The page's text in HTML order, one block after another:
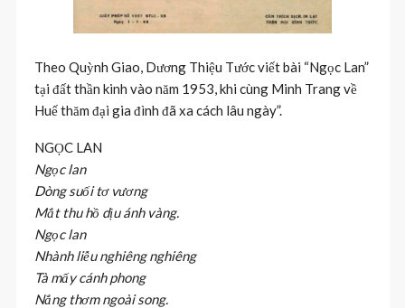
Theo Quỳnh Giao, Dương Thiệu Tước viết bài “Ngọc Lan”
tại đất thần kinh vào năm 1953, khi cùng Minh Trang về
Huế thăm đại gia đình đã xa cách lâu ngày”.
NGỌC LAN
Ngọc lan
Dòng suối tơ vương
Mắt thu hồ dịu ánh vàng.
Ngọc lan
Nhành liễu nghiêng nghiêng
Tà mấy cánh phong
Nắng thơm ngoài song.